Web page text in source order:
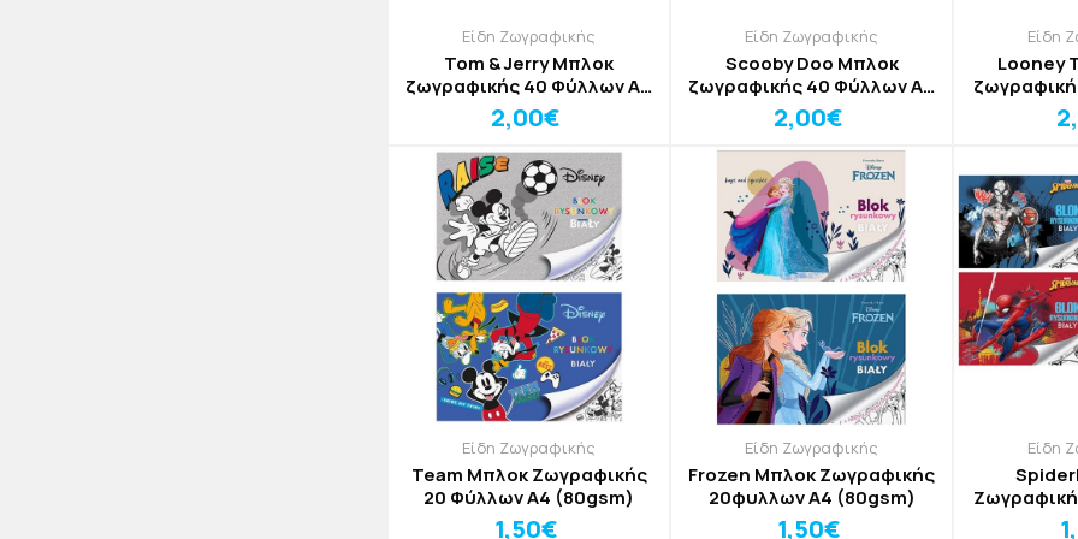
Είδη Ζωγραφικής
Tom & Jerry Μπλοκ
ζωγραφικής 40 Φύλλων A4
(80gsm) με αυτοκόλλητα
21x29cm
2,00€
Είδη Ζωγραφικής
Scooby Doo Μπλοκ
ζωγραφικής 40 Φύλλων A4
(80gsm) 21x29cm
2,00€
Είδη
Looney
ζωγραφικής 16 Φύλλων
Είδη Ζωγραφικής
Team Μπλοκ Ζωγραφικής
20 Φύλλων A4 (80gsm)
1,50€
Είδη Ζωγραφικής
Frozen Μπλοκ Ζωγραφικής
20φυλλων A4 (80gsm)
1,50€
Είδη